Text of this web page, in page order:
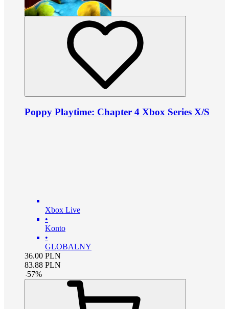
Poppy Playtime: Chapter 4 Xbox Series X/S
Xbox Live
•
Konto
•
GLOBALNY
36.00 PLN
83.88 PLN
-57%